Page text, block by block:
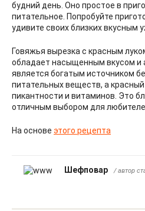
будний день. Оно простое в
питательное. Попробуйте
удивите своих близких вкусным
Говяжья вырезка с красным
обладает насыщенным вкусом и
является богатым источником
питательных веществ, а
пикантности и витаминов. Это
отличным выбором для
На основе этого рецепта
Шефповар / автор